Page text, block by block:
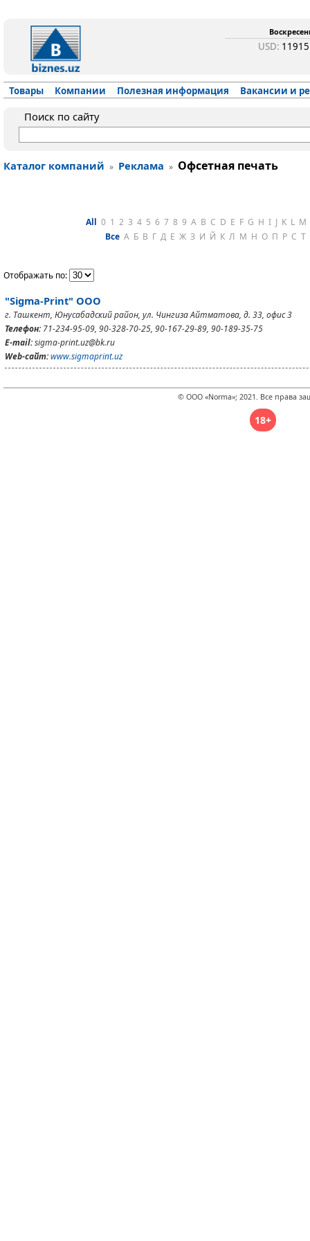
USD:
Товары Компании Полезная информация Вакансии и
Поиск по сайту
Каталог компаний » Реклама » Офсетная печать
All 0 1 2 3 4 5 6 7 8 9 A B C D E F G H I J K L M
Все А Б В Г Д Е Ж З И Й К Л М Н О П Р С Т
Отображать по:
"Sigma-Print" ООО
г. Ташкент, Юнусабадский район, ул. Чингиза Айтматова, д. 33, офис 3
Телефон:71-234-95-09, 90-328-70-25, 90-167-29-89, 90-189-35-75
E-mail:sigma-print.uz@bk.ru
Web-сайт:www.sigmaprint.uz
© ООО «Norma»; 2021. Все права
18+